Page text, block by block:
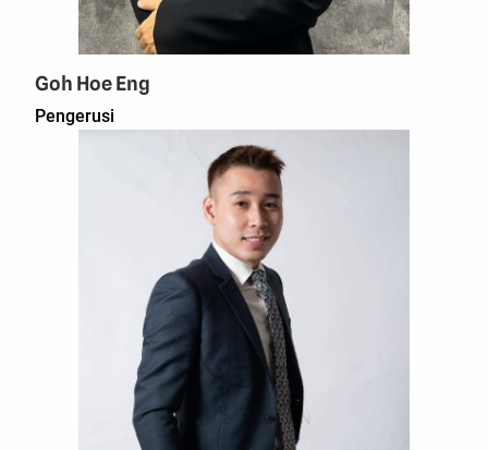
Goh Hoe Eng
Pengerusi